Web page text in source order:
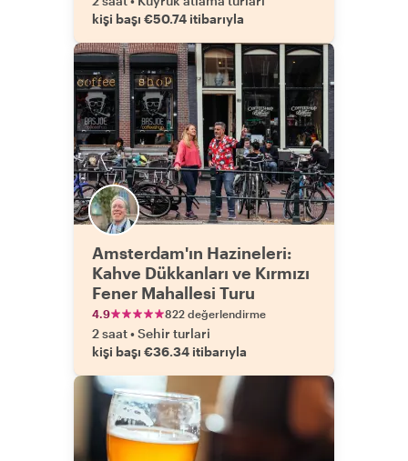
kişi başı €50.74 itibarıyla
Amsterdam'ın Hazineleri:
Kahve Dükkanları ve Kırmızı
Fener Mahallesi Turu
4.9 822 değerlendirme
2 saat•Sehir turlari
kişi başı €36.34 itibarıyla